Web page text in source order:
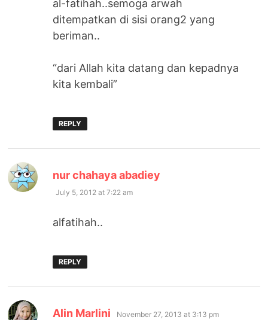
al-fatihah..semoga arwah
ditempatkan di sisi orang2 yang
beriman..
“dari Allah kita datang dan kepadnya
kita kembali”
REPLY
nur chahaya abadiey
July 5, 2012 at 7:22 am
alfatihah..
REPLY
Alin Marlini says:
November 27, 2013 at 3:13 pm